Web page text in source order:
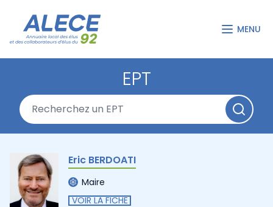
MENU
EPT
Eric BERDOATI
Maire
VOIR LA FICHE